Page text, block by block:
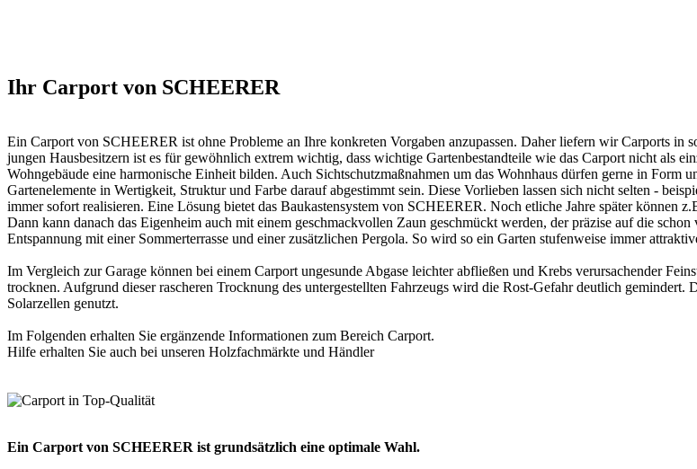
Ihr Carport von SCHEERER
Ein Carport von SCHEERER ist ohne Probleme an Ihre konkreten Vorgaben anzupassen. Daher liefern wir Carports in
jungen Hausbesitzern ist es für gewöhnlich extrem wichtig, dass wichtige Gartenbestandteile wie das Carport nicht als
Wohngebäude eine harmonische Einheit bilden. Auch Sichtschutzmaßnahmen um das Wohnhaus dürfen gerne in Form
Gartenelemente in Wertigkeit, Struktur und Farbe darauf abgestimmt sein. Diese Vorlieben lassen sich nicht selten -
immer sofort realisieren. Eine Lösung bietet das Baukastensystem von SCHEERER. Noch etliche Jahre später können
Dann kann danach das Eigenheim auch mit einem geschmackvollen Zaun geschmückt werden, der präzise auf die
Entspannung mit einer Sommerterrasse und einer zusätzlichen Pergola. So wird so ein Garten stufenweise immer
Im Vergleich zur Garage können bei einem Carport ungesunde Abgase leichter abfließen und Krebs verursachender
trocknen. Aufgrund dieser rascheren Trocknung des untergestellten Fahrzeugs wird die Rost-Gefahr deutlich
Solarzellen genutzt.
Im Folgenden erhalten Sie ergänzende Informationen zum Bereich Carport.
Hilfe erhalten Sie auch bei unseren Holzfachmärkte und Händler
Ein Carport von SCHEERER ist grundsätzlich eine optimale Wahl.